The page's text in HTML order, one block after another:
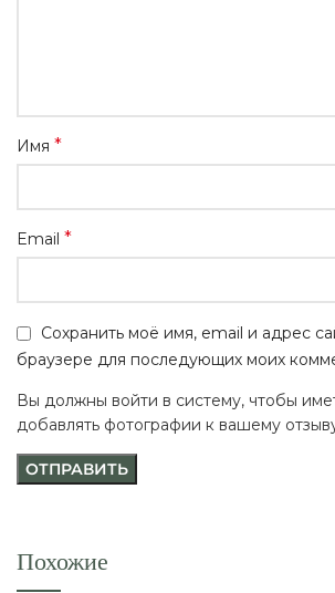
Имя *
Email *
Сохранить моё имя, email и адрес
браузере для последующих моих
Вы должны войти в систему, чтобы
добавлять фотографии к вашему
Похожие